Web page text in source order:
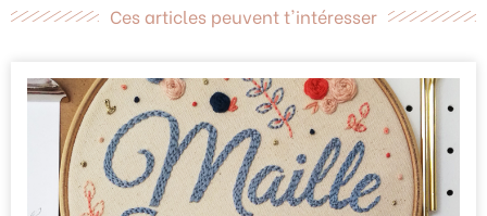
Ces articles peuvent t'intéresser